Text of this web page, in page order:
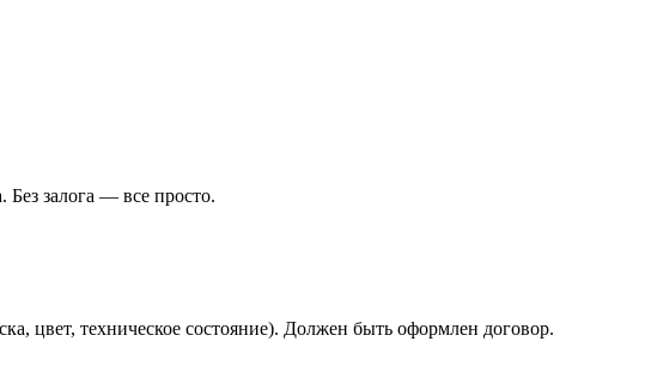
Без залога — все просто.
цвет, техническое состояние). Должен быть оформлен договор.